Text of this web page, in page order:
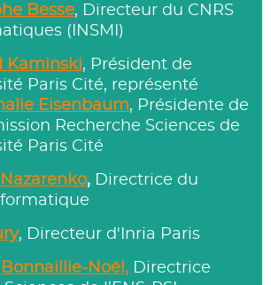
Besse, Directeur du CNRS
(INSMI)
Kaminski, Président de
Paris Cité, représenté
Eisenbaum, Présidente de
Recherche Sciences de
Paris Cité
, Directrice du
, Directeur d'Inria Paris
Noël, Directrice